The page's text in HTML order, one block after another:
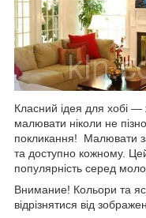
Класний ідея для хобі
малювати ніколи не
покликання! Малювати
та доступно кожному.
популярність серед
Внимание! Кольори та
відрізнятися від